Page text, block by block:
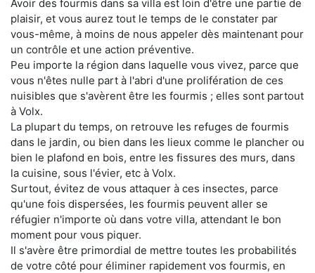
Avoir des fourmis dans sa villa est loin d'être une partie de
plaisir, et vous aurez tout le temps de le constater par
vous-même, à moins de nous appeler dès maintenant pour
un contrôle et une action préventive.
Peu importe la région dans laquelle vous vivez, parce que
vous n'êtes nulle part à l'abri d'une prolifération de ces
nuisibles que s'avèrent être les fourmis ; elles sont partout
à Volx.
La plupart du temps, on retrouve les refuges de fourmis
dans le jardin, ou bien dans les lieux comme le plancher ou
bien le plafond en bois, entre les fissures des murs, dans
la cuisine, sous l'évier, etc à Volx.
Surtout, évitez de vous attaquer à ces insectes, parce
qu'une fois dispersées, les fourmis peuvent aller se
réfugier n'importe où dans votre villa, attendant le bon
moment pour vous piquer.
Il s'avère être primordial de mettre toutes les probabilités
de votre côté pour éliminer rapidement vos fourmis, en